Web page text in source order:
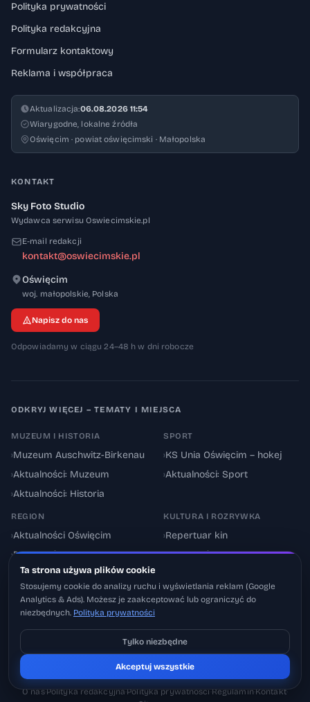
Polityka prywatności
Polityka redakcyjna
Formularz kontaktowy
Reklama i współpraca
Aktualizacja:06.08.2026 11:54
Wiarygodne, lokalne źródła
Oświęcim · powiat oświęcimski · Małopolska
KONTAKT
Sky Foto Studio
Wydawca serwisu Oswiecimskie.pl
E-mail redakcji
kontakt@oswiecimskie.pl
Oświęcim
woj. małopolskie, 32-600
Polska
Napisz do nas
Odpowiadamy w ciągu 24–48 h w dni robocze
ODKRYJ WIĘCEJ – TEMATY I MIEJSCA
MUZEUM I HISTORIA
›Muzeum Auschwitz-Birkenau
›Aktualności: Muzeum
›Aktualności: Historia
SPORT
›KS Unia Oświęcim – hokej
›Aktualności: Sport
REGION
›Aktualności Oświęcim
›Powiat oświęcimski
Utrudnienia drogowe
KULTURA I ROZRYWKA
›Repertuar kin
›Aktualności: Kultura
© 2026 Oswiecimskie.pl – Portal informacyjny Oświęcimia i powiatu
oświęcimskiego.
O nas·Polityka redakcyjna·Polityka prywatności·Regulamin·Kontakt·
Ta strona używa plików cookie
Stosujemy cookie do analizy ruchu i wyświetlania reklam (Google
Analytics & Ads). Możesz je zaakceptować lub ograniczyć do
niezbędnych. Polityka prywatności
Tylko niezbędne
Akceptuj wszystkie
Pobierz na iOS